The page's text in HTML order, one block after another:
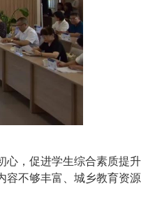
心，促进学生综合素质提
容不够丰富、城乡教育资